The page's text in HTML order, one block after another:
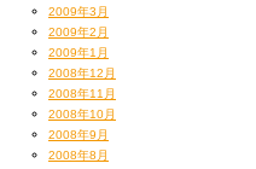
2009年3月
2009年2月
2009年1月
2008年12月
2008年11月
2008年10月
2008年9月
2008年8月